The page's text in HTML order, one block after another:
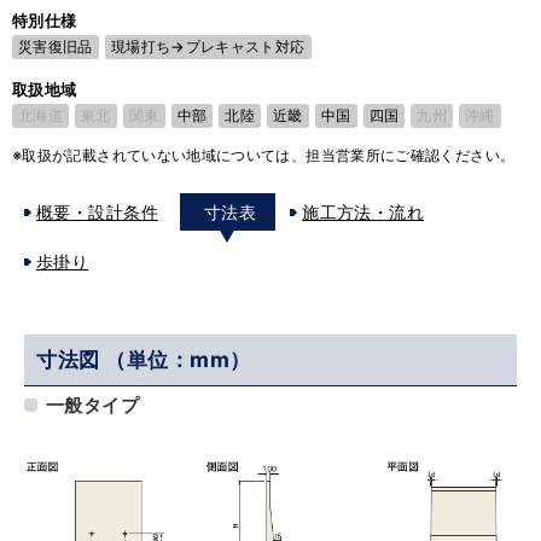
特別仕様
災害復旧品 現場打ち→プレキャスト対応
取扱地域
北海道 東北 関東 中部 北陸 近畿 中国 四国 九州 沖縄
※取扱が記載されていない地域については、担当営業所にご確認ください。
概要・設計条件 寸法表 施工方法・流れ
歩掛り
寸法図 （単位：mm）
一般タイプ